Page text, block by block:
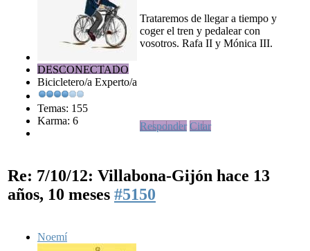
DESCONECTADO
Bicicletero/a Experto/a
Temas: 155
Karma: 6
Trataremos de llegar a tiempo y
coger el tren y pedalear con
vosotros. Rafa II y Mónica III.
Responder Citar
Re: 7/10/12: Villabona-Gijón hace 13
años, 10 meses #5150
Noemí